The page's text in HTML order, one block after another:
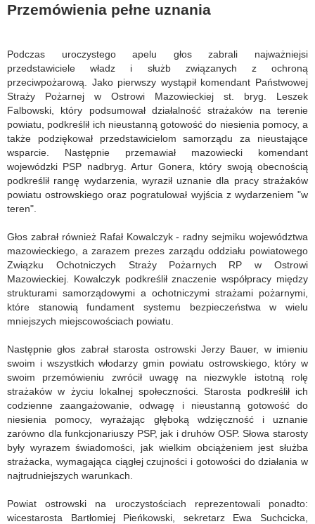
Przemówienia pełne uznania
Podczas uroczystego apelu głos zabrali najważniejsi
przedstawiciele władz i służb związanych z ochroną
przeciwpożarową. Jako pierwszy wystąpił komendant Państwowej
Straży Pożarnej w Ostrowi Mazowieckiej st. bryg. Leszek
Falbowski, który podsumował działalność strażaków na terenie
powiatu, podkreślił ich nieustanną gotowość do niesienia pomocy, a
także podziękował przedstawicielom samorządu za nieustające
wsparcie. Następnie przemawiał mazowiecki komendant
wojewódzki PSP nadbryg. Artur Gonera, który swoją obecnością
podkreślił rangę wydarzenia, wyraził uznanie dla pracy strażaków
powiatu ostrowskiego oraz pogratulował wyjścia z wydarzeniem "w
teren".
Głos zabrał również Rafał Kowalczyk - radny sejmiku województwa
mazowieckiego, a zarazem prezes zarządu oddziału powiatowego
Związku Ochotniczych Straży Pożarnych RP w Ostrowi
Mazowieckiej. Kowalczyk podkreślił znaczenie współpracy między
strukturami samorządowymi a ochotniczymi strażami pożarnymi,
które stanowią fundament systemu bezpieczeństwa w wielu
mniejszych miejscowościach powiatu.
Następnie głos zabrał starosta ostrowski Jerzy Bauer, w imieniu
swoim i wszystkich włodarzy gmin powiatu ostrowskiego, który w
swoim przemówieniu zwrócił uwagę na niezwykle istotną rolę
strażaków w życiu lokalnej społeczności. Starosta podkreślił ich
codzienne zaangażowanie, odwagę i nieustanną gotowość do
niesienia pomocy, wyrażając głęboką wdzięczność i uznanie
zarówno dla funkcjonariuszy PSP, jak i druhów OSP. Słowa starosty
były wyrazem świadomości, jak wielkim obciążeniem jest służba
strażacka, wymagająca ciągłej czujności i gotowości do działania w
najtrudniejszych warunkach.
Powiat ostrowski na uroczystościach reprezentowali ponadto:
wicestarosta Bartłomiej Pieńkowski, sekretarz Ewa Suchcicka,